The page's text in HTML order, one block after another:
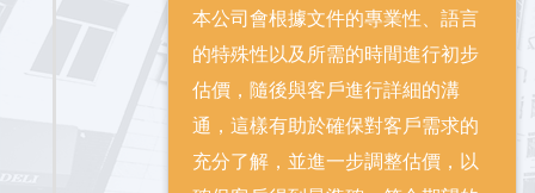
本公司會根據文件的專業性、語言
的特殊性以及所需的時間進行初步
估價，隨後與客戶進行詳細的溝
通，這樣有助於確保對客戶需求的
充分了解，並進一步調整估價，以